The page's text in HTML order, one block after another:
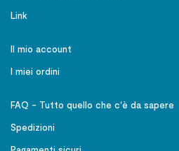
Link
Il mio account
I miei ordini
FAQ - Tutto quello che c'è da sapere
Spedizioni